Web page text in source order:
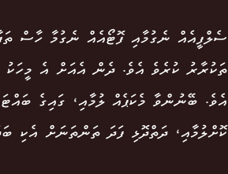
ސެލްފީއެއް ނެގުމާއި ފޮޓޯއެއް ނެގުމާ ހާސް
ތަކުރާރު ކުރެވެ އެވެ. ދެން އެއަށް އެ
އެވެ. ބޭނުންވާ މެކަޕެއް ލުމާއި، ގައިގެ
ކޮށްލުމާއި، ދަތްދޮޅި ފަދަ ތަންތަނަށް އެކި